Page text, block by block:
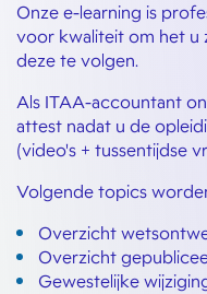
Onze e-learning is
voor kwaliteit om het u
deze te volgen.
Als ITAA-accountant
attest nadat u de
(video's + tussentijdse
Volgende topics
Overzicht
Overzicht
Gewestelijke